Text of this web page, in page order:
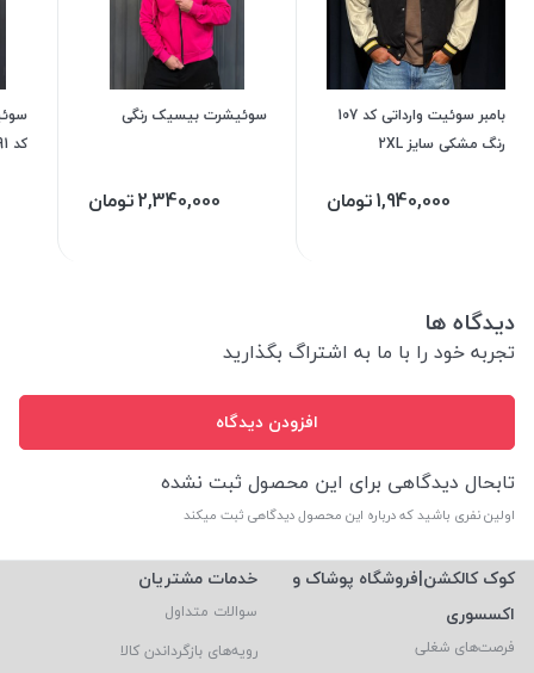
بامبر سوئیت وارداتی کد 107
رنگ مشکی سایز 2XL
1,940,000تومان
سوئیشرت بیسیک رنگی
2,340,000تومان
کد 1291
دیدگاه ها
تجربه خود را با ما به اشتراگ بگذارید
افزودن دیدگاه
تابحال دیدگاهی برای این محصول ثبت نشده
اولین نفری باشید که درباره این محصول دیدگاهی ثبت میکند
کوک کالکشن|فروشگاه پوشاک و
اکسسوری
فرصت‌های شغلی
خدمات مشتریان
سوالات متداول
رویه‌های بازگرداندن کالا